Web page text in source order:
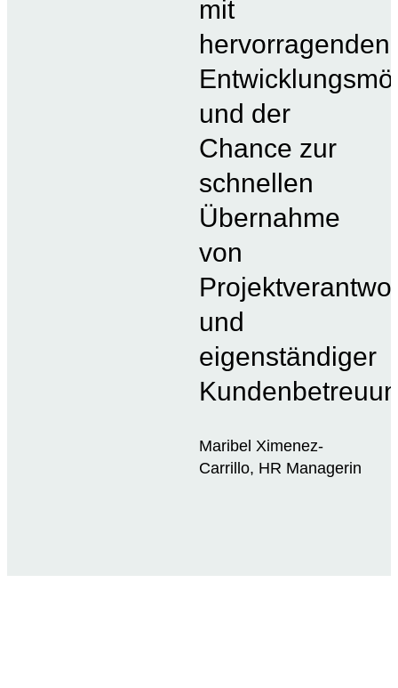
mit
hervorragenden
und der
Chance zur
schnellen
Übernahme
von
und
eigenständiger
Maribel Ximenez-
Carrillo, HR Managerin